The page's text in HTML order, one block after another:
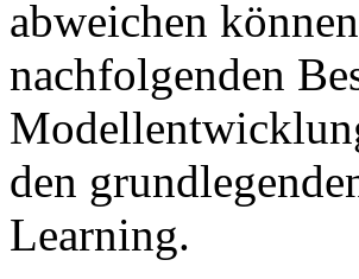
abweichen
nachfolgenden
den
Learning.